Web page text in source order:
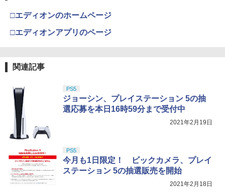
□エディオンのホームページ
□エディオンアプリのページ
関連記事
PS5
ジョーシン、プレイステーション 5の抽
選応募を本日16時59分まで受付中
2021年2月19日
PS5
今月も1日限定！ ビックカメラ、プレイ
ステーション 5の抽選販売を開始
2021年2月18日